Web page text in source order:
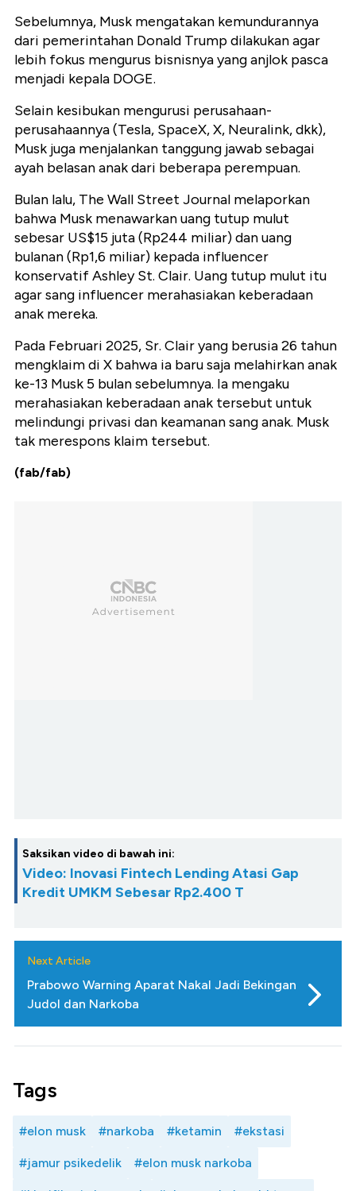
Sebelumnya, Musk mengatakan kemundurannya
dari pemerintahan Donald Trump dilakukan agar
lebih fokus mengurus bisnisnya yang anjlok pasca
menjadi kepala DOGE.
Selain kesibukan mengurusi perusahaan-
perusahaannya (Tesla, SpaceX, X, Neuralink, dkk),
Musk juga menjalankan tanggung jawab sebagai
ayah belasan anak dari beberapa perempuan.
Bulan lalu, The Wall Street Journal melaporkan
bahwa Musk menawarkan uang tutup mulut
sebesar US$15 juta (Rp244 miliar) dan uang
bulanan (Rp1,6 miliar) kepada influencer
konservatif Ashley St. Clair. Uang tutup mulut itu
agar sang influencer merahasiakan keberadaan
anak mereka.
Pada Februari 2025, Sr. Clair yang berusia 26 tahun
mengklaim di X bahwa ia baru saja melahirkan anak
ke-13 Musk 5 bulan sebelumnya. Ia mengaku
merahasiakan keberadaan anak tersebut untuk
melindungi privasi dan keamanan sang anak. Musk
tak merespons klaim tersebut.
(fab/fab)
Saksikan video di bawah ini:
Video: Inovasi Fintech Lending Atasi Gap
Kredit UMKM Sebesar Rp2.400 T
Next Article
Prabowo Warning Aparat Nakal Jadi Bekingan
Judol dan Narkoba
Tags
#elon musk #narkoba #ketamin #ekstasi
#jamur psikedelik #elon musk narkoba